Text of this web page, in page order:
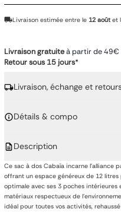
Livraison estimée entre le 12 août et
Livraison gratuiteà partir de 49€
Retour sous 15 jours*
Livraison, échange et
Détails & compo
Description
Ce sac à dos Cabaïa incarne l'alliance
offrant un espace généreux de 12
optimale avec ses 3 poches
matériaux respectueux de
idéal pour toutes vos activités,